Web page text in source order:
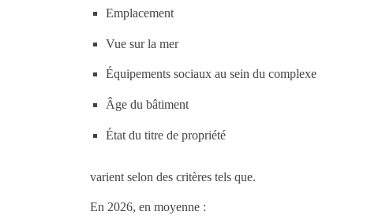
Emplacement
Vue sur la mer
Équipements sociaux au sein du complexe
Âge du bâtiment
État du titre de propriété
varient selon des critères tels que.
En 2026, en moyenne :